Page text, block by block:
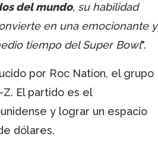
del mundo, su habilidad
en una emocionante y
tiempo del Super Bowl".
por Roc Nation, el grupo
El partido es el
y lograr un espacio
dólares.